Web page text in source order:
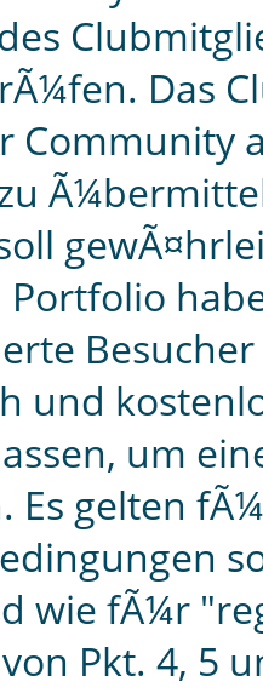
Das
Community
und
um
Es gelten
wie fÃ¼r
Pkt. 4, 5